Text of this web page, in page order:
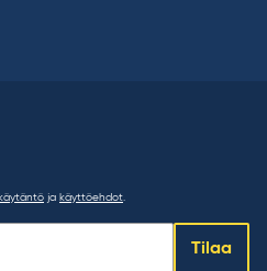
ja käyttöehdot.
Tilaa